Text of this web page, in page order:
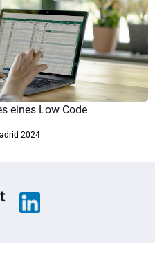
eines Low Code
2024